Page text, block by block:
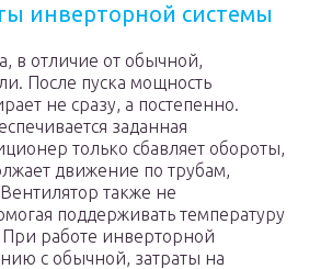
инверторной системы
в отличие от обычной,
После пуска мощность
не сразу, а постепенно.
заданная
только сбавляет обороты,
движение по трубам,
также не
поддерживать температуру
работе инверторной
с обычной, затраты на